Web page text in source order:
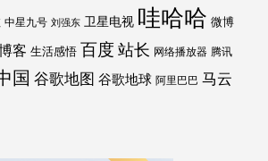
中星九号 刘强东 卫星电视 哇哈哈 微博
客 生活感悟 百度 站长 网络播放器 腾讯
国 谷歌地图 谷歌地球 阿里巴巴 马云